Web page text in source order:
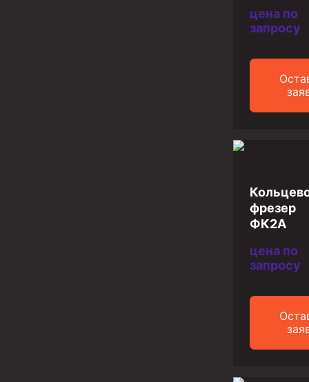
Инструмент для бурения и КРС (ловильный,
цена по
запросу
фрезер
ФК2А
цена по
запросу